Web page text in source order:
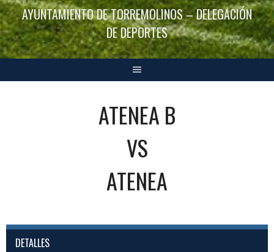
AYUNTAMIENTO DE TORREMOLINOS – DELEGACIÓN
DE DEPORTES
ATENEA B
VS
ATENEA
DETALLES